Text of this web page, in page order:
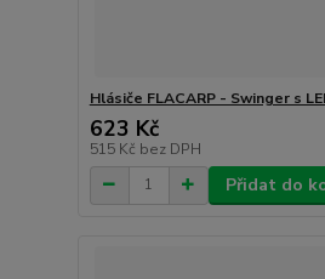
Hlásiče FLACARP - Swinger s
623 Kč
515 Kč bez DPH
Přidat do